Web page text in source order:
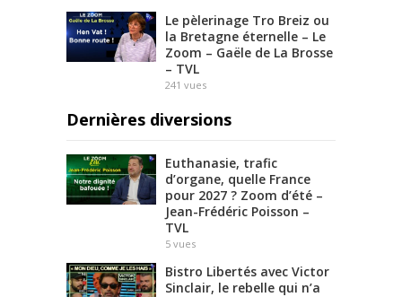
Le pèlerinage Tro Breiz ou
la Bretagne éternelle – Le
Zoom – Gaële de La Brosse
– TVL
241 vues
Dernières diversions
Euthanasie, trafic
d’organe, quelle France
pour 2027 ? Zoom d’été –
Jean-Frédéric Poisson –
TVL
5 vues
Bistro Libertés avec Victor
Sinclair, le rebelle qui n’a